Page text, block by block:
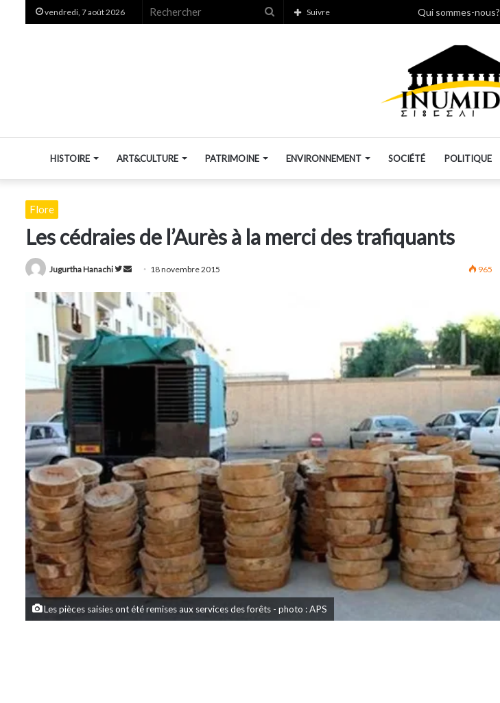
vendredi, 7 août 2026 Rechercher
Suivre Qui sommes-nous?
HISTOIRE ART&CULTURE PATRIMOINE ENVIRONNEMENT SOCIÉTÉ POLITIQUE
Flore
Les cédraies de l’Aurès à la merci des trafiquants
Jugurtha Hanachi
Suivre
Twitter
Envoyer
courriel
18 novembre 2015 965
Les pièces saisies ont été remises aux services des forêts - photo : APS